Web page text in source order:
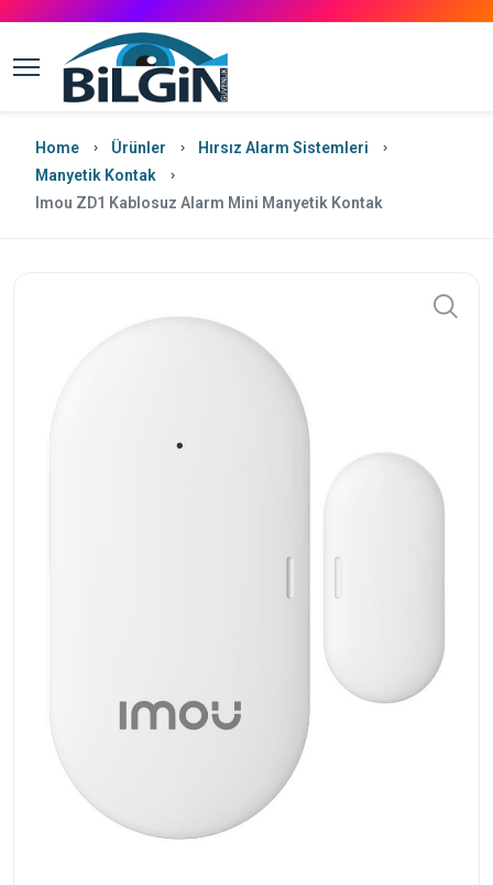
Home Ürünler
Hırsız Alarm Sistemleri
Manyetik Kontak
Imou ZD1 Kablosuz Alarm Mini Manyetik Kontak